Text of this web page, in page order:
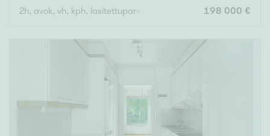
2h, avok, vh, kph, lasitettuparveke 198 000 €